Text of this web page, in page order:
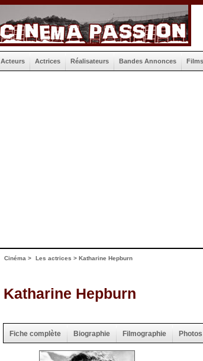
Acteurs Actrices Réalisateurs Bandes Annonces Films
Cinéma > Les actrices > Katharine Hepburn
Katharine Hepburn
Fiche complète Biographie Filmographie Photos